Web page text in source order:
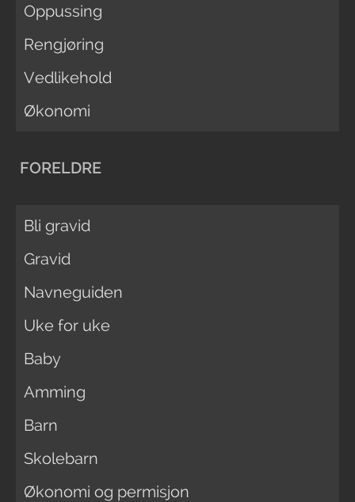
Oppussing
Rengjøring
Vedlikehold
Økonomi
FORELDRE
Bli gravid
Gravid
Navneguiden
Uke for uke
Baby
Amming
Barn
Skolebarn
Økonomi og permisjon